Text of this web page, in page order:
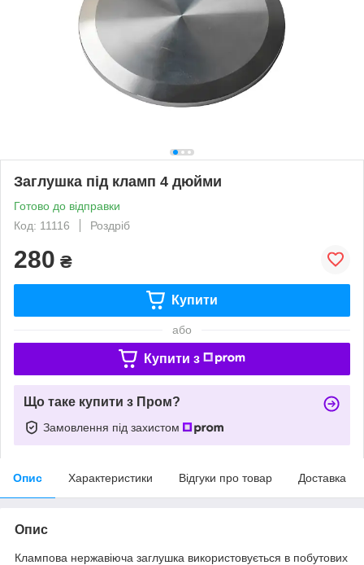
Заглушка під кламп 4 дюйми
Готово до відправки
Код: 11116
Роздріб
280 ₴
Купити
або
Купити з
Що таке купити з Пром?
Замовлення під захистом
Опис Характеристики Відгуки про товар Доставка
Опис
Клампова нержавіюча заглушка використовується в побутових